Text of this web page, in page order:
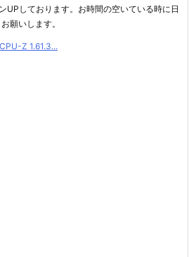
UPしております。お時間の空いている時に日
願いします。
Z 1.61.3...